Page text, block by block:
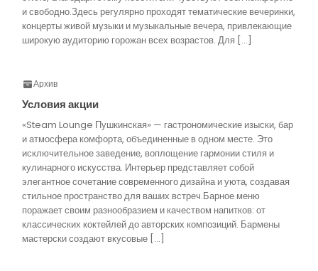
и свободно.Здесь регулярно проходят тематические вечеринки,
концерты живой музыки и музыкальные вечера, привлекающие
широкую аудиторию горожан всех возрастов. Для […]
Архив
Условия акции
«Steam Lounge Пушкинская» — гастрономические изыски, бар
и атмосфера комфорта, объединенные в одном месте. Это
исключительное заведение, воплощение гармонии стиля и
кулинарного искусства. Интерьер представляет собой
элегантное сочетание современного дизайна и уюта, создавая
стильное пространство для ваших встреч.Барное меню
поражает своим разнообразием и качеством напитков: от
классических коктейлей до авторских композиций. Бармены
мастерски создают вкусовые […]